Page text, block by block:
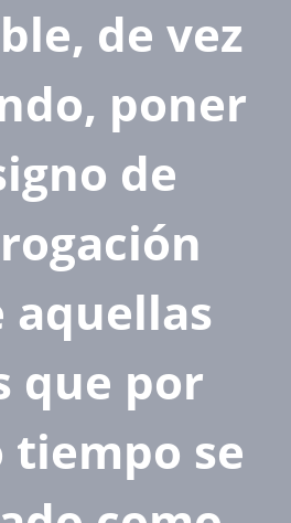
de vez
poner
de
aquellas
que por
tiempo se